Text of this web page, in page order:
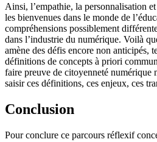
Ainsi, l’empathie, la personnalisation
les bienvenues dans le monde de
compréhensions possiblement
dans l’industrie du numérique. Voilà
amène des défis encore non anticipés,
définitions de concepts à priori
faire preuve de citoyenneté numérique
saisir ces définitions, ces enjeux, ces
Conclusion
Pour conclure ce parcours réflexif